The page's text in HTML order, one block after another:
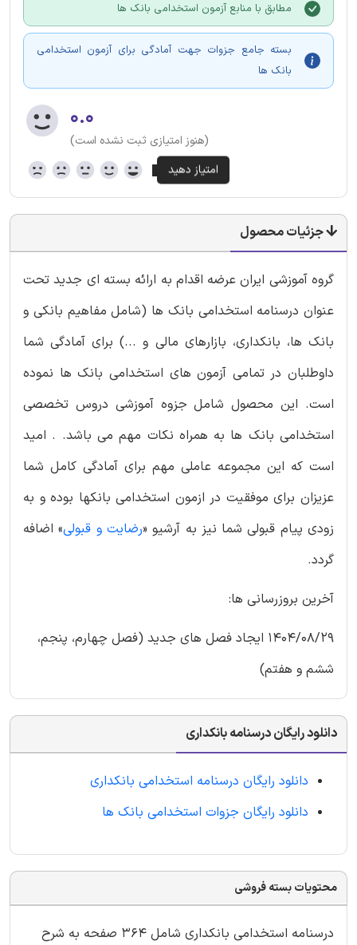
مطابق با منابع آزمون استخدامی بانک ها
بسته جامع جزوات جهت آمادگی برای آزمون استخدامی
بانک ها
۰.۰
(هنوز امتیازی ثبت نشده است)
جزئیات محصول
گروه آموزشی ایران عرضه اقدام به ارائه بسته ای جدید تحت
عنوان درسنامه استخدامی بانک ها (شامل مفاهیم بانکی و
بانک ها، بانکداری، بازارهای مالی و ...) برای آمادگی شما
داوطلبان در تمامی آزمون های استخدامی بانک ها نموده
است. این محصول شامل جزوه آموزشی دروس تخصصی
استخدامی بانک ها به همراه نکات مهم می باشد. . امید
است که این مجموعه عاملی مهم برای آمادگی کامل شما
عزیزان برای موفقیت در ازمون استخدامی بانکها بوده و به
زودی پیام قبولی شما نیز به آرشیو «رضایت و قبولی» اضافه
گردد.
آخرین بروزرسانی ها:
1404/08/29 ایجاد فصل های جدید (فصل چهارم، پنجم،
ششم و هفتم)
دانلود رایگان درسنامه بانکداری
دانلود رایگان درسنامه استخدامی بانکداری
دانلود رایگان جزوات استخدامی بانک ها
محتویات بسته فروشی
درسنامه استخدامی بانکداری شامل 364 صفحه به شرح